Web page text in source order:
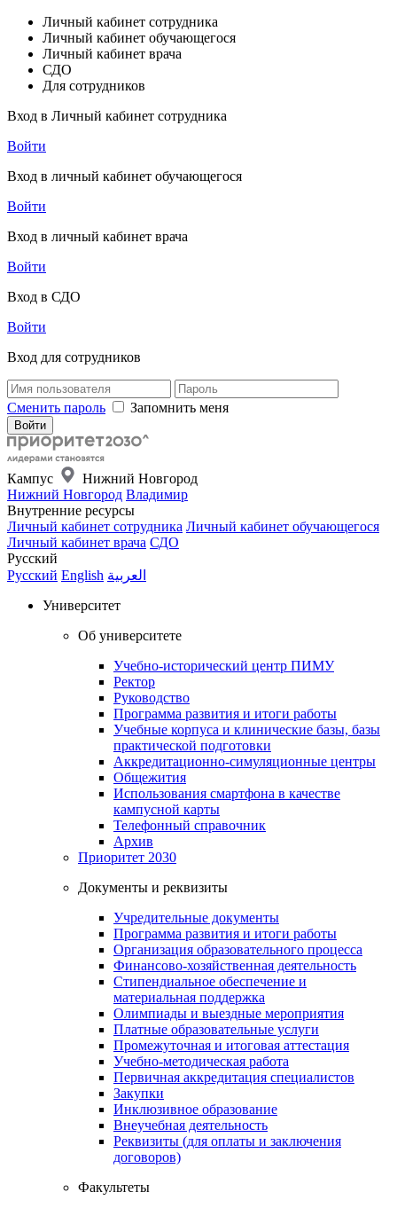
Личный кабинет сотрудника
Личный кабинет обучающегося
Личный кабинет врача
СДО
Для сотрудников
Вход в Личный кабинет сотрудника
Войти
Вход в личный кабинет обучающегося
Войти
Вход в личный кабинет врача
Войти
Вход в СДО
Войти
Вход для сотрудников
Сменить пароль Запомнить меня
Кампус
Нижний Новгород
Нижний Новгород Владимир
Внутренние ресурсы
Личный кабинет сотрудника Личный кабинет обучающегося
Личный кабинет врача СДО
Русский
Русский English العربية
Университет
Об университете
Учебно-исторический центр ПИМУ
Ректор
Руководство
Программа развития и итоги работы
Учебные корпуса и клинические базы, базы
практической подготовки
Аккредитационно-симуляционные центры
Общежития
Использования смартфона в качестве
кампусной карты
Телефонный справочник
Архив
Приоритет 2030
Документы и реквизиты
Учредительные документы
Программа развития и итоги работы
Организация образовательного процесса
Финансово-хозяйственная деятельность
Стипендиальное обеспечение и
материальная поддержка
Олимпиады и выездные мероприятия
Платные образовательные услуги
Промежуточная и итоговая аттестация
Учебно-методическая работа
Первичная аккредитация специалистов
Закупки
Инклюзивное образование
Внеучебная деятельность
Реквизиты (для оплаты и заключения
договоров)
Факультеты